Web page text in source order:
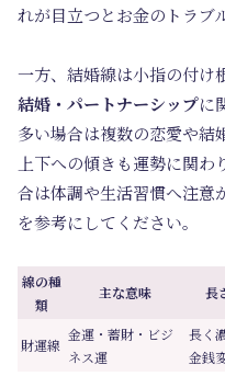
れが目立つとお金のトラブ
一方、結婚線は小指の付け
結婚・パートナーシップに
多い場合は複数の恋愛や結
上下への傾きも運勢に関
合は体調や生活習慣へ注意
を参考にしてください。
線の種
類
主な意味 長
財運線
金運・蓄財・ビジ
ネス運
長く
金銭